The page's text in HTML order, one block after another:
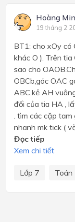
Hoàng
19 tháng 2
BT1: cho xOy có
khác O ). Trên
sao cho
OBCb,góc OAC
ABC,kẻ AH
đối của tia HA ,
. tìm các cặp tam
nhanh mk tick (
Đọc tiếp
Xem chi tiết
Lớp 7 Toán